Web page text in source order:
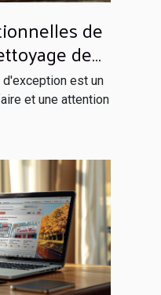
de
de
est un
et une attention